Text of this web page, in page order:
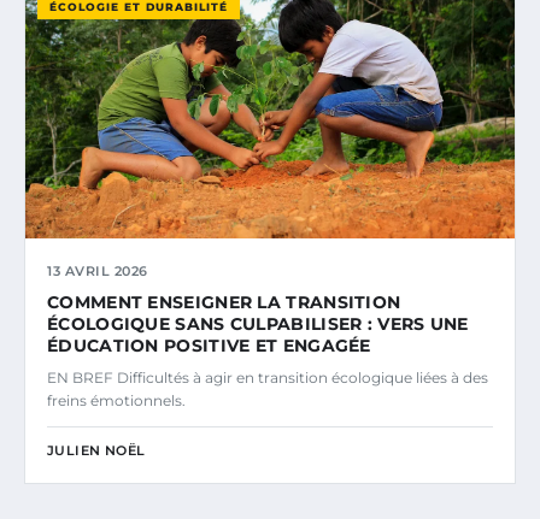
ÉCOLOGIE ET DURABILITÉ
13 AVRIL 2026
COMMENT ENSEIGNER LA TRANSITION
ÉCOLOGIQUE SANS CULPABILISER : VERS UNE
ÉDUCATION POSITIVE ET ENGAGÉE
EN BREF Difficultés à agir en transition écologique liées à des
freins émotionnels.
JULIEN NOËL